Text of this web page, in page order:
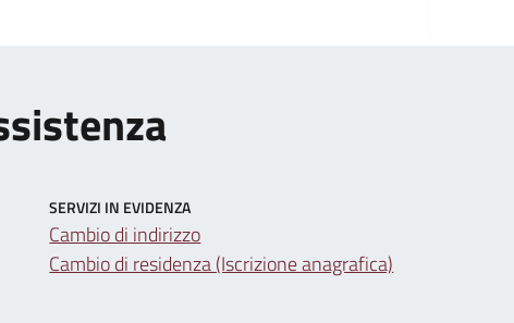
SERVIZI IN EVIDENZA
Cambio di indirizzo
Cambio di residenza (Iscrizione anagrafica)